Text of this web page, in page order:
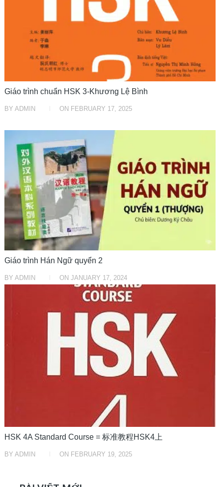
Giáo trình chuẩn HSK 3-Khương Lệ Bình
BY ADMIN ON FEBRUARY 17, 2025
Giáo trình Hán Ngữ quyển 2
BY ADMIN ON JANUARY 17, 2024
HSK 4A Standard Course = 标准教程HSK4上
BY ADMIN ON FEBRUARY 19, 2025